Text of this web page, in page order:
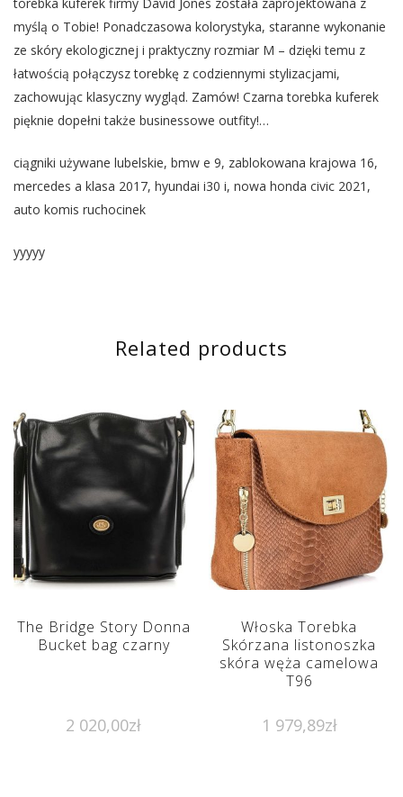
myślą o Tobie! Ponadczasowa kolorystyka, staranne wykonanie
ze skóry ekologicznej i praktyczny rozmiar M – dzięki temu z
łatwością połączysz torebkę z codziennymi stylizacjami,
zachowując klasyczny wygląd. Zamów! Czarna torebka kuferek
pięknie dopełni także businessowe outfity!…
ciągniki używane lubelskie, bmw e 9, zablokowana krajowa 16,
mercedes a klasa 2017, hyundai i30 i, nowa honda civic 2021,
auto komis ruchocinek
yyyyy
Related products
The Bridge Story Donna
Bucket bag czarny
2 020,00zł
Włoska Torebka
Skórzana listonoszka
skóra węża camelowa
T96
1 979,89zł